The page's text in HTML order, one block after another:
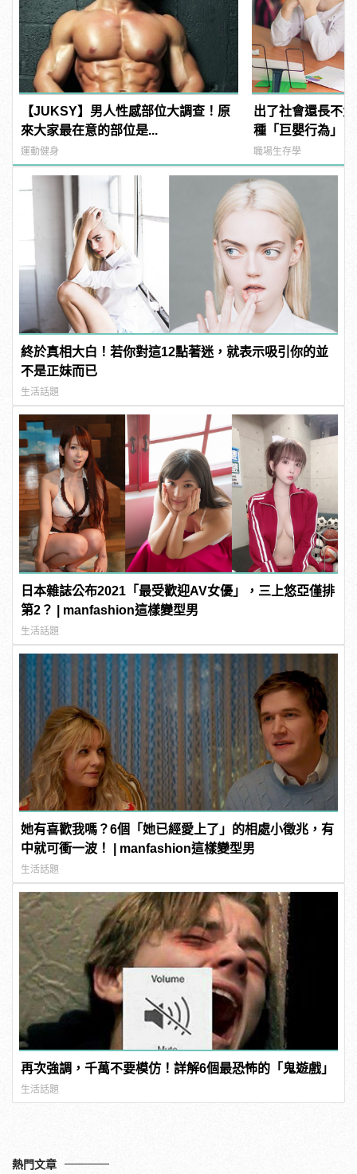
【JUKSY】男人性感部位大調查！原
來大家最在意的部位是...
運動健身
出了社會還長不
種「巨嬰行為」
厭！
職場生存學
終於真相大白！若你對這12點著迷，就表示吸引你的並
不是正妹而已
生活話題
日本雜誌公布2021「最受歡迎AV女優」，三上悠亞僅排
第2？ | manfashion這樣變型男
生活話題
她有喜歡我嗎？6個「她已經愛上了」的相處小徵兆，有
中就可衝一波！ | manfashion這樣變型男
生活話題
再次強調，千萬不要模仿！詳解6個最恐怖的「鬼遊戲」
生活話題
熱門文章